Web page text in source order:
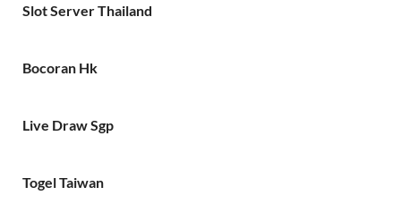
Slot Server Thailand
Bocoran Hk
Live Draw Sgp
Togel Taiwan